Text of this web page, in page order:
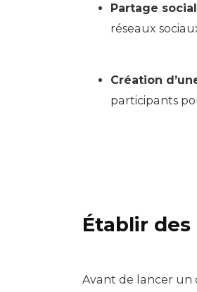
Partage
réseaux
Création
participants
Établir
Avant de lancer un